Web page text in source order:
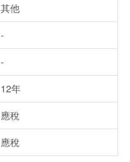
其他
-
-
12年
應稅
應稅